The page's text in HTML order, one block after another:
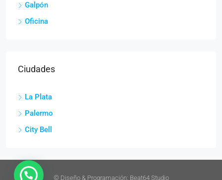
Galpón
Oficina
Ciudades
La Plata
Palermo
City Bell
© Diseño & Programación: Beat64 Studio